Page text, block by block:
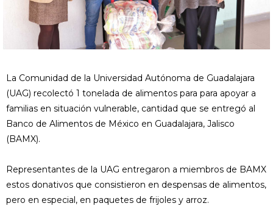
La Comunidad de la Universidad Autónoma de Guadalajara
(UAG) recolectó 1 tonelada de alimentos para para apoyar a
familias en situación vulnerable, cantidad que se entregó al
Banco de Alimentos de México en Guadalajara, Jalisco
(BAMX).
Representantes de la UAG entregaron a miembros de BAMX
estos donativos que consistieron en despensas de alimentos,
pero en especial, en paquetes de frijoles y arroz.